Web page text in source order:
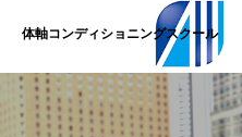
体軸コンディショニングスクール